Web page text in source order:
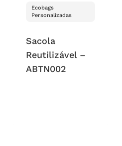
Ecobags
Personalizadas
Sacola
Reutilizável –
ABTN002